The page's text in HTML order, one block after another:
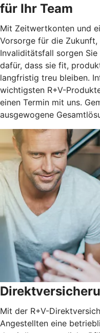
für Ihr Team
Mit Zeitwertkonten und
Vorsorge für die
Invaliditätsfall sorgen
dafür, dass sie fit,
langfristig treu bleiben.
wichtigsten R+V-
einen Termin mit uns.
ausgewogene
Mit der R+V-
Angestellten eine